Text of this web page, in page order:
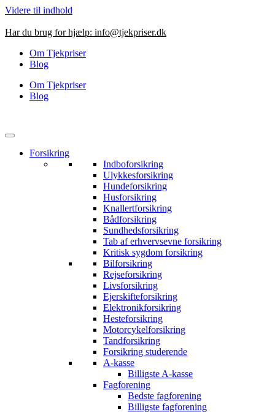
Videre til indhold
Har du brug for hjælp: info@tjekpriser.dk
Om Tjekpriser
Blog
Om Tjekpriser
Blog
Forsikring
Indboforsikring
Ulykkesforsikring
Hundeforsikring
Husforsikring
Knallertforsikring
Bådforsikring
Sundhedsforsikring
Tab af erhvervsevne forsikring
Kritisk sygdom forsikring
Bilforsikring
Rejseforsikring
Livsforsikring
Ejerskifteforsikring
Elektronikforsikring
Hesteforsikring
Motorcykelforsikring
Tandforsikring
Forsikring studerende
A-kasse
Billigste A-kasse
Fagforening
Bedste fagforening
Billigste fagforening